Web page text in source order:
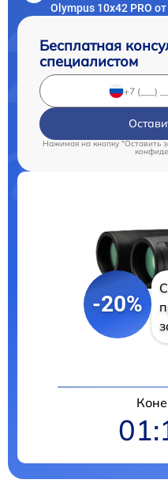
Olympus 10x42 PRO
Бесплатная
специалистом
Нажимая на кнопку "Оставить
-20%